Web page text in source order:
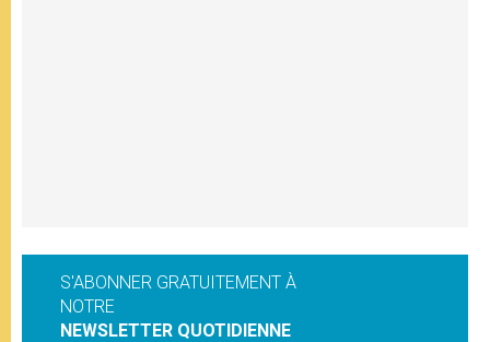
S'ABONNER GRATUITEMENT À
NOTRE
NEWSLETTER QUOTIDIENNE